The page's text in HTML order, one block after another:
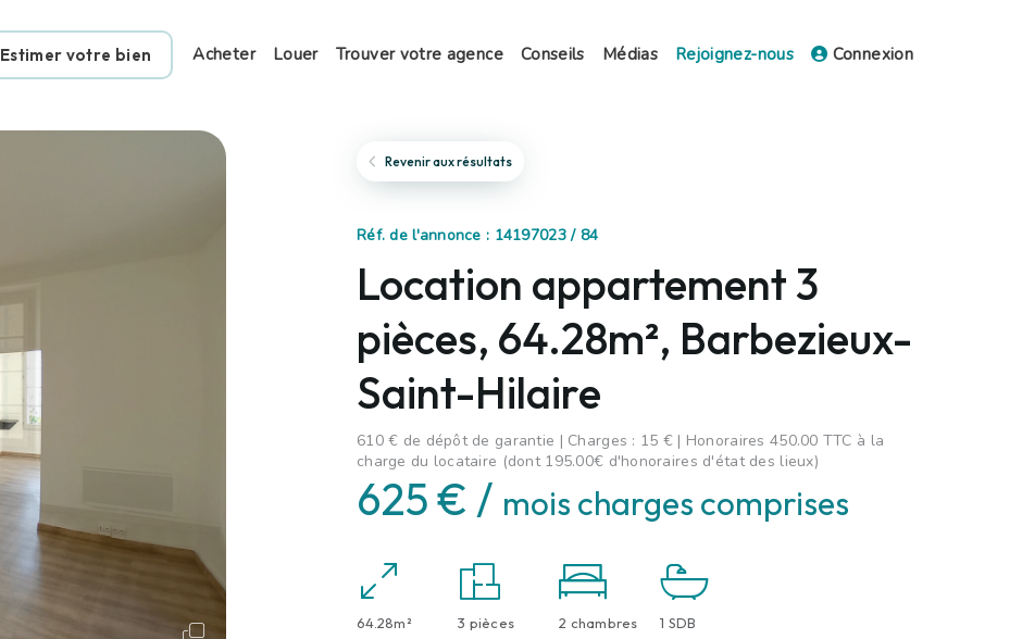
Estimer votre bien Acheter Louer Trouver votre agence Conseils Médias Rejoignez-nous Connexion
Revenir aux résultats
Réf. de l'annonce : 14197023 / 84
Location appartement 3
pièces, 64.28m², Barbezieux-
Saint-Hilaire
610 € de dépôt de garantie | Charges : 15 € | Honoraires 450.00 TTC à la
charge du locataire (dont 195.00€ d'honoraires d'état des lieux)
625 € / mois charges comprises
64.28m² 3 pièces 2 chambres 1 SDB